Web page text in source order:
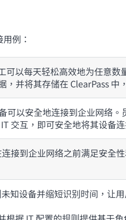
例：
以每天轻松高效地为任意
并将其存储在 ClearPass
以安全地连接到企业网络
交互，即可安全地将其设备
接到企业网络之前满足安全
知设备并缩短识别时间，让